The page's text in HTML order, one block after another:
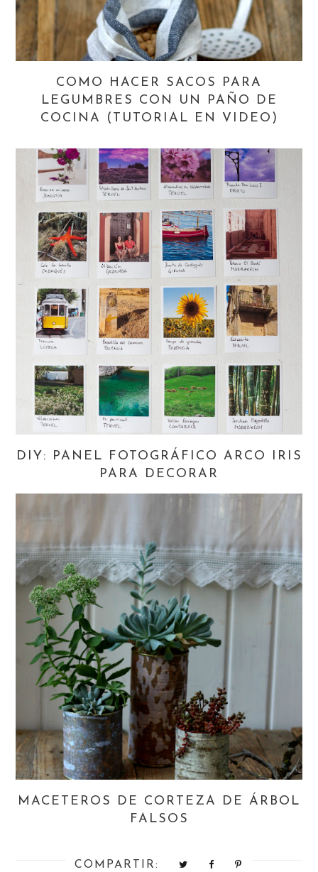
COMO HACER SACOS PARA
LEGUMBRES CON UN PAÑO DE
COCINA (TUTORIAL EN VIDEO)
DIY: PANEL FOTOGRÁFICO ARCO IRIS
PARA DECORAR
MACETEROS DE CORTEZA DE ÁRBOL
FALSOS
COMPARTIR: